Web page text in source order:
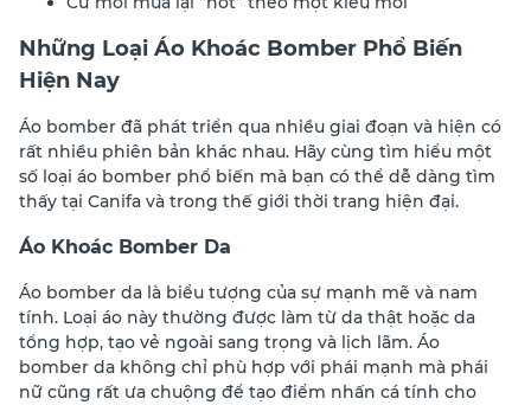
Những Loại Áo Khoác Bomber Phổ Biến
Hiện Nay
Áo bomber đã phát triển qua nhiều giai đoạn và hiện có
rất nhiều phiên bản khác nhau. Hãy cùng tìm hiểu một
số loại áo bomber phổ biến mà bạn có thể dễ dàng tìm
thấy tại Canifa và trong thế giới thời trang hiện đại.
Áo Khoác Bomber Da
Áo bomber da là biểu tượng của sự mạnh mẽ và nam
tính. Loại áo này thường được làm từ da thật hoặc da
tổng hợp, tạo vẻ ngoài sang trọng và lịch lãm. Áo
bomber da không chỉ phù hợp với phái mạnh mà phái
nữ cũng rất ưa chuộng để tạo điểm nhấn cá tính cho